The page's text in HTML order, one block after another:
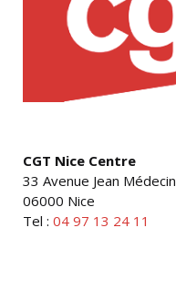
CGT Nice Centre
33 Avenue Jean Médecin
06000 Nice
Tel : 04 97 13 24 11